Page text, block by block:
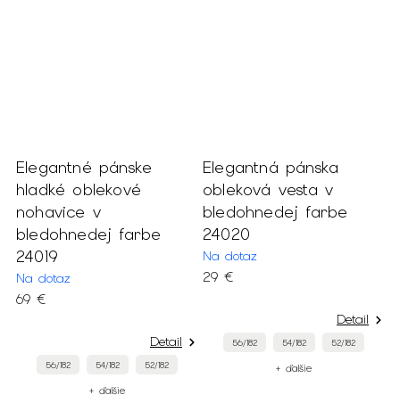
Elegantné pánske
hladké oblekové
nohavice v
bledohnedej farbe
24019
Na dotaz
69 €
Detail
56/182 54/182 52/182
+ ďalšie
Elegantná pánska
obleková vesta v
bledohnedej farbe
24020
Na dotaz
29 €
Detail
56/182 54/182 52/182
+ ďalšie